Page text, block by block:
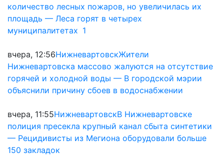
количество лесных пожаров, но увеличилась их
площадь — Леса горят в четырех
муниципалитетах 1
вчера, 12:56НижневартовскЖители
Нижневартовска массово жалуются на отсутствие
горячей и холодной воды — В городской мэрии
объяснили причину сбоев в водоснабжении
вчера, 11:55НижневартовскВ Нижневартовске
полиция пресекла крупный канал сбыта синтетики
— Рецидивисты из Мегиона оборудовали больше
150 закладок